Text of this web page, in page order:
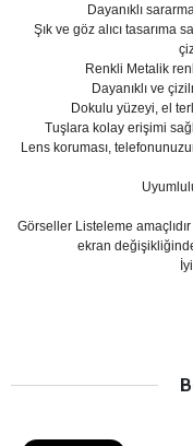
Dayanıklı
Şık ve göz alıcı tasarıma
Renkli Metalik
Dayanıklı ve
Dokulu yüzeyi, el
Tuşlara kolay erişimi
Lens koruması,
Görseller Listeleme
ekran